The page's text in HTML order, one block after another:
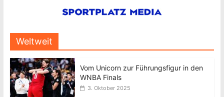
Weltweit
Vom Unicorn zur Führungsfigur in den
WNBA Finals
3. Oktober 2025